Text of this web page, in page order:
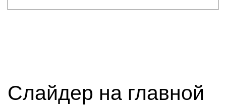
Слайдер на главной